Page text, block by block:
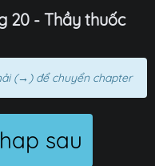
20 - Thầy thuốc
(→) để chuyển chapter
sau